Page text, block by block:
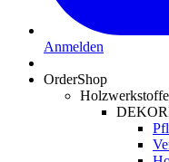
Anmelden
OrderShop
Holzwerkstoffe